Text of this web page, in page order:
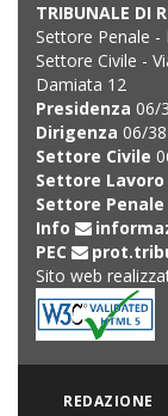
TRIBUNALE DI
Settore Penale -
Settore Civile -
Damiata 12
Presidenza 06/
Dirigenza 06/
Settore Civile
Settore Lavoro
Settore Penale
Info
PEC
Sito web
REDAZIONE